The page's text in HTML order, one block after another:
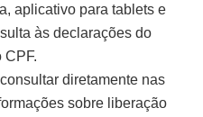
aplicativo para tablets e
às declarações do
CPF.
diretamente nas
sobre liberação